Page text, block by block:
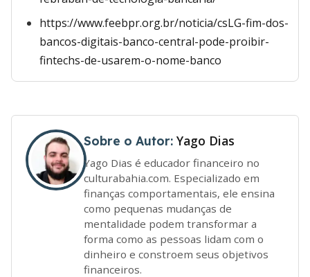
https://www.feebpr.org.br/noticia/csLG-fim-dos-
bancos-digitais-banco-central-pode-proibir-
fintechs-de-usarem-o-nome-banco
Sobre o Autor: Yago Dias
Yago Dias é educador financeiro no
culturabahia.com. Especializado em
finanças comportamentais, ele ensina
como pequenas mudanças de
mentalidade podem transformar a
forma como as pessoas lidam com o
dinheiro e constroem seus objetivos
financeiros.